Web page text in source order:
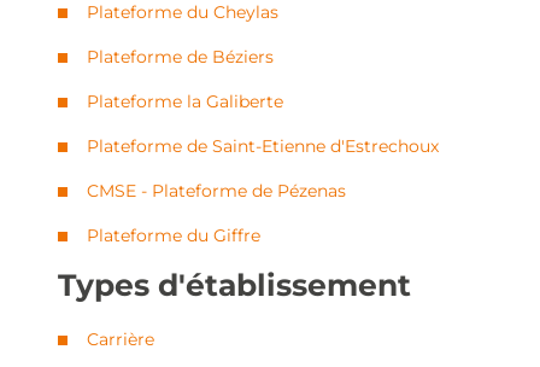
Plateforme du Cheylas
Plateforme de Béziers
Plateforme la Galiberte
Plateforme de Saint-Etienne d'Estrechoux
CMSE - Plateforme de Pézenas
Plateforme du Giffre
Types d'établissement
Carrière